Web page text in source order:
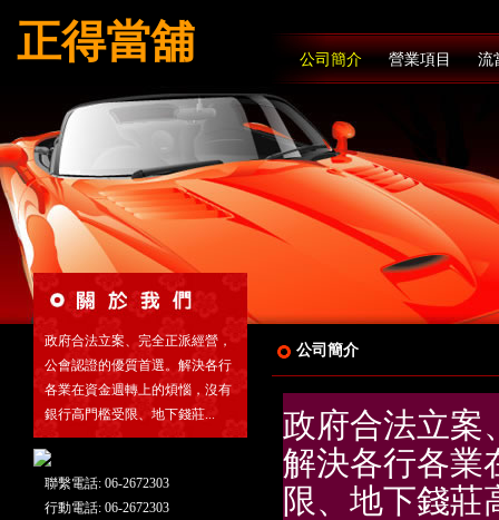
正得當舖 公司簡介 營業項目 流
政府合法立案、完全正派經營，
公會認證的優質首選。解決各行
各業在資金週轉上的煩惱，沒有
銀行高門檻受限、地下錢莊...
聯繫電話: 06-2672303
行動電話: 06-2672303
公司簡介
政府合法立案
解決各行各業
限、地下錢莊